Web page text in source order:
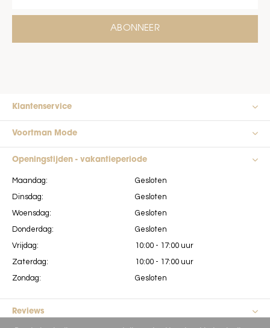
ABONNEER
Klantenservice
Voortman Mode
Openingstijden - vakantieperiode
Maandag:
Dinsdag:
Woensdag:
Donderdag:
Vrijdag:
Zaterdag:
Zondag:
Gesloten
Gesloten
Gesloten
Gesloten
10:00 - 17:00 uur
10:00 - 17:00 uur
Gesloten
Reviews